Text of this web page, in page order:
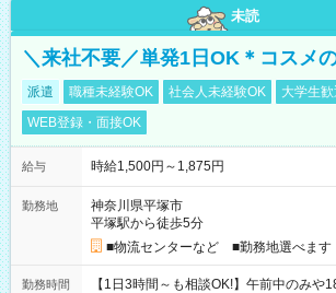
未読
＼来社不要／単発1日OK＊コスメ
派遣 職種未経験OK 社会人未経験OK 大学生歓
WEB登録・面接OK
給与 時給1,500円～1,875円
勤務地
神奈川県平塚市
平塚駅から徒歩5分
■物流センターなど ■勤務地選べます
勤務時間
【1日3時間～も相談OK!】午前中のみや